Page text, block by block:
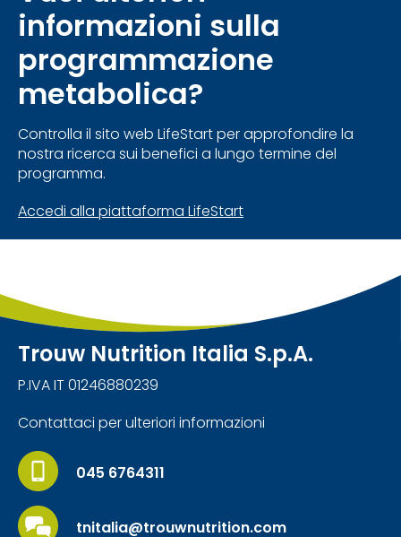
informazioni sulla
programmazione
metabolica?
Controlla il sito web LifeStart per approfondire la
nostra ricerca sui benefici a lungo termine del
programma.
Accedi alla piattaforma LifeStart
Trouw Nutrition Italia S.p.A.
P.IVA IT 01246880239
Contattaci per ulteriori informazioni
045 6764311
tnitalia@trouwnutrition.com